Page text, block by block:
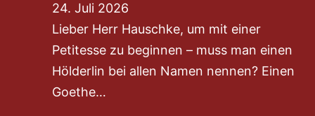
24. Juli 2026
Lieber Herr Hauschke, um mit einer
Petitesse zu beginnen – muss man einen
Hölderlin bei allen Namen nennen? Einen
Goethe…